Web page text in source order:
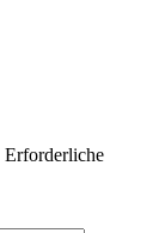
Erforderliche